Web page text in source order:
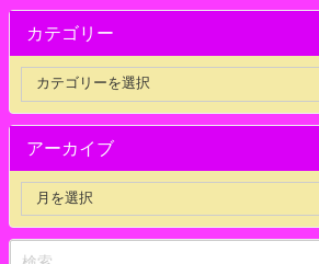
カテゴリー
アーカイブ